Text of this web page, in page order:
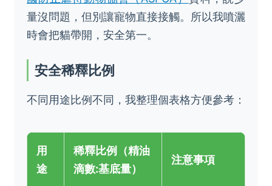
量沒問題，但別讓寵物直接接觸。所以我噴灑
時會把貓帶開，安全第一。
安全稀釋比例
不同用途比例不同，我整理個表格方便參考：
用
途
稀釋比例（精油
滴數:基底量）
注意事項